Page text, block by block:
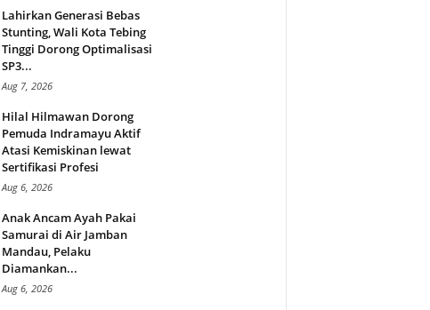
Lahirkan Generasi Bebas
Stunting, Wali Kota Tebing
Tinggi Dorong Optimalisasi
SP3...
Aug 7, 2026
Hilal Hilmawan Dorong
Pemuda Indramayu Aktif
Atasi Kemiskinan lewat
Sertifikasi Profesi
Aug 6, 2026
Anak Ancam Ayah Pakai
Samurai di Air Jamban
Mandau, Pelaku
Diamankan...
Aug 6, 2026